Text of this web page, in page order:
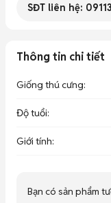
SĐT liên hệ:
Thông tin chi tiết
Giống thú cưng:
Độ tuổi:
Giới tính:
Bạn có sản phẩm